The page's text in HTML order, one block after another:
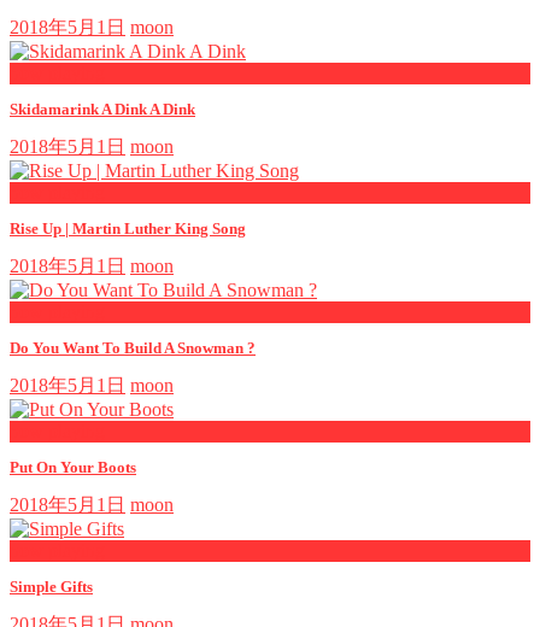
2018年5月1日 moon
Skidamarink A Dink A Dink
2018年5月1日 moon
Rise Up | Martin Luther King Song
2018年5月1日 moon
Do You Want To Build A Snowman ?
2018年5月1日 moon
Put On Your Boots
2018年5月1日 moon
Simple Gifts